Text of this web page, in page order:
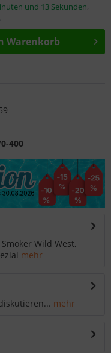
und 13 Sekunden,
Warenkorb
400
Wild West,
mehr
mehr